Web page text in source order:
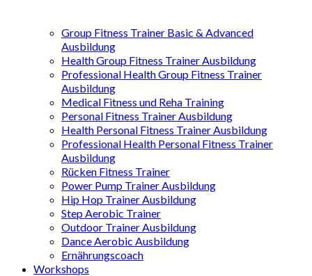
Group Fitness Trainer Basic & Advanced
Ausbildung
Health Group Fitness Trainer Ausbildung
Professional Health Group Fitness Trainer
Ausbildung
Medical Fitness und Reha Training
Personal Fitness Trainer Ausbildung
Health Personal Fitness Trainer Ausbildung
Professional Health Personal Fitness Trainer
Ausbildung
Rücken Fitness Trainer
Power Pump Trainer Ausbildung
Hip Hop Trainer Ausbildung
Step Aerobic Trainer
Outdoor Trainer Ausbildung
Dance Aerobic Ausbildung
Ernährungscoach
Workshops